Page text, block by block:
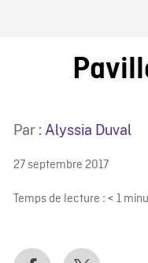
Par : Alyssia Duval
27 septembre 2017
Temps de lecture : < 1